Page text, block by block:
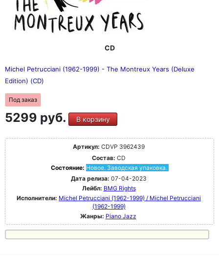
CD
Michel Petrucciani (1962-1999) - The Montreux Years (Deluxe
Edition) (CD)
Под заказ
5299 руб. В корзину
Артикул: CDVP 3962439
Состав: CD
Состояние: Новое. Заводская упаковка.
Дата релиза: 07-04-2023
Лейбл: BMG Rights
Исполнители: Michel Petrucciani (1962-1999) / Michel Petrucciani
(1962-1999)
Жанры: Piano Jazz